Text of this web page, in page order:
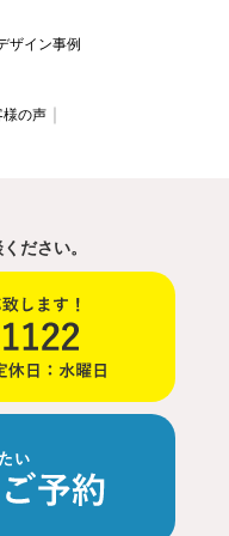
ザイン事例
様の声
ださい。